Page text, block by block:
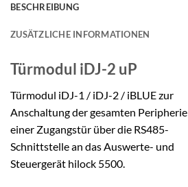
BESCHREIBUNG
ZUSÄTZLICHE INFORMATIONEN
Türmodul iDJ-2 uP
Türmodul iDJ-1 / iDJ-2 / iBLUE zur
Anschaltung der gesamten Peripherie
einer Zugangstür über die RS485-
Schnittstelle an das Auswerte- und
Steuergerät hilock 5500.